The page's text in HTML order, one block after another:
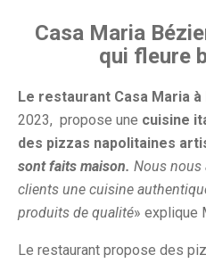
Casa Maria
qui fleure
Le restaurant Casa Maria
2023, propose une cuisine
des pizzas napolitaines
sont faits maison. Nous nous
clients une cuisine
produits de qualité» explique
Le restaurant propose des